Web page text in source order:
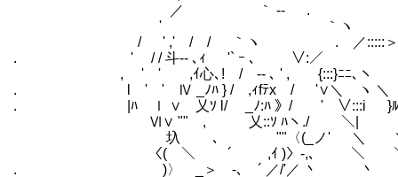
／ ｀ ‐- .
' ｀ヽ ..-――-
/ ' ,' / / ｀ヽ . ／:::::＞ ´
. ' / / 斗‐‐ ､ｨ '` ｰ ､ ∨:／
, ' ' ,ｲ心､! / ‐- ､ ' , {:::}ﾆﾆ､ヽ ・
. l ' ' Ⅳ _ﾉﾊ } / ,ｨfﾃx / '∨＼ ヽ ＼
. |ﾊ ｌ ∨ 乂ｿ l/ _ﾉ:ﾊ 》/ ' ∨:::i }ﾙ
Ⅵ∨ "" , 乂::ｿ ﾊヽ./ ＼| え、でも日
圦 ､ ""〈(_ノ' ＼
〈( ＼ ´ ,ｲ )〉-,､ ＼ ＼ 強い
. )〉 _＞ -､ ´ ／/'／ 丶 丶